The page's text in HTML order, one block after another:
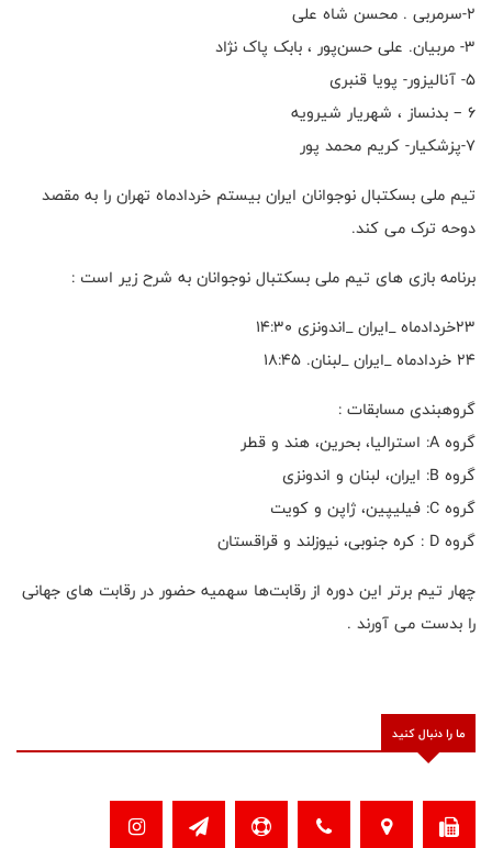
۲-سرمربی . محسن شاه علی
۳- مربیان. علی حسن‌پور ، بابک پاک نژاد
۵- آنالیزور- پویا قنبری
۶ – بدنساز ، شهریار شیرویه
۷-پزشکیار- کریم محمد پور
تیم ملی بسکتبال نوجوانان ایران بیستم خردادماه تهران را به مقصد
دوحه ترک می کند.
برنامه بازی های تیم ملی بسکتبال نوجوانان به شرح زیر است :
۲۳خردادماه _ایران _اندونزی ۱۴:۳۰
۲۴ خردادماه _ایران _لبنان. ۱۸:۴۵
گروهبندی مسابقات :
گروه A: استرالیا، بحرین، هند و قطر
گروه B: ایران، لبنان و اندونزی
گروه C: فیلیپین، ژاپن و کویت
گروه D : کره جنوبی، نیوزلند و قراقستان
چهار تیم برتر این دوره از رقابت‌ها سهمیه حضور در رقابت های جهانی
را بدست می آورند .
ما را دنبال کنید